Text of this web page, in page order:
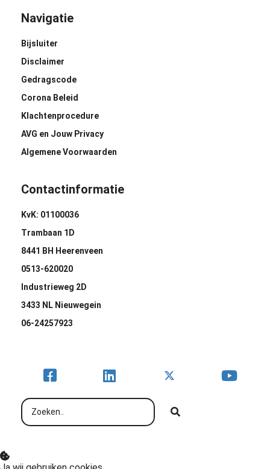
Navigatie
Bijsluiter
Disclaimer
Gedragscode
Corona Beleid
Klachtenprocedure
AVG en Jouw Privacy
Algemene Voorwaarden
Contactinformatie
KvK: 01100036
Trambaan 1D
8441 BH Heerenveen
0513-620020
Industrieweg 2D
3433 NL Nieuwegein
06-24257923